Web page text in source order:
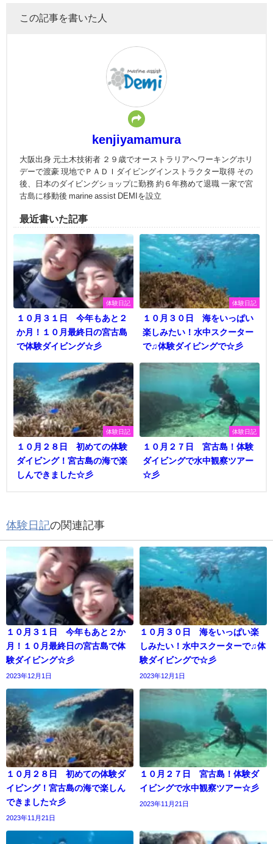
この記事を書いた人
kenjiyamamura
大阪出身 元土木技術者 ２９歳でオーストラリアへワーキングホリ
デーで渡豪 現地でＰＡＤＩダイビングインストラクター取得 その
後、日本のダイビングショップに勤務 約６年務めて退職 一家で宮
古島に移動後 marine assist DEMIを設立
最近書いた記事
体験日記
１０月３１日 今年もあと２
か月！１０月最終日の宮古島
で体験ダイビング☆彡
体験日記
１０月３０日 海をいっぱい
楽しみたい！水中スクーター
で♫体験ダイビングで☆彡
体験日記
１０月２８日 初めての体験
ダイビング！宮古島の海で楽
しんできました☆彡
体験日記
１０月２７日 宮古島！体験
ダイビングで水中観察ツアー
☆彡
体験日記の関連記事
１０月３１日 今年もあと２か
月！１０月最終日の宮古島で体
験ダイビング☆彡
2023年12月1日
１０月３０日 海をいっぱい楽
しみたい！水中スクーターで♫体
験ダイビングで☆彡
2023年12月1日
１０月２８日 初めての体験ダ
イビング！宮古島の海で楽しん
できました☆彡
2023年11月21日
１０月２７日 宮古島！体験ダ
イビングで水中観察ツアー☆彡
2023年11月21日